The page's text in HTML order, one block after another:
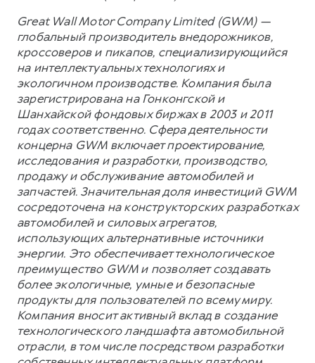
Great Wall Motor Company Limited (GWM) —
глобальный производитель внедорожников,
кроссоверов и пикапов, специализирующийся
на интеллектуальных технологиях и
экологичном производстве. Компания была
зарегистрирована на Гонконгской и
Шанхайской фондовых биржах в 2003 и 2011
годах соответственно. Сфера деятельности
концерна GWM включает проектирование,
исследования и разработки, производство,
продажу и обслуживание автомобилей и
запчастей. Значительная доля инвестиций GWM
сосредоточена на конструкторских разработках
автомобилей и силовых агрегатов,
использующих альтернативные источники
энергии. Это обеспечивает технологическое
преимущество GWM и позволяет создавать
более экологичные, умные и безопасные
продукты для пользователей по всему миру.
Компания вносит активный вклад в создание
технологического ландшафта автомобильной
отрасли, в том числе посредством разработки